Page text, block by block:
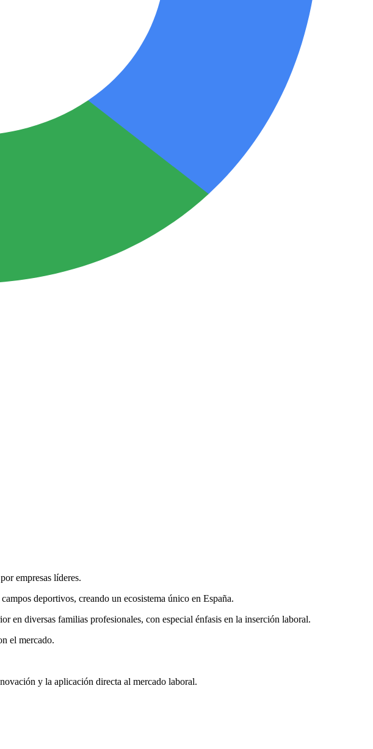
empresas líderes.
deportivos, creando un ecosistema único en España.
en diversas familias profesionales, con especial énfasis en la inserción laboral.
el mercado.
y la aplicación directa al mercado laboral.